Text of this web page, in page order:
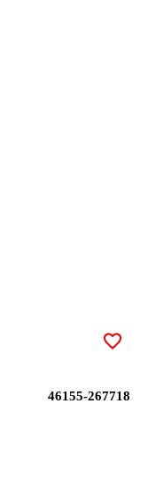
Zur
46155-267718